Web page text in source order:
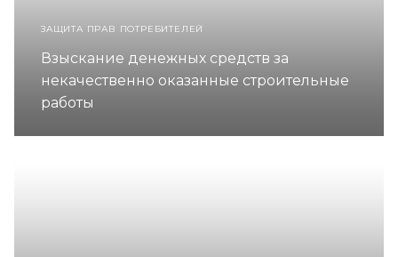
ЗАЩИТА ПРАВ ПОТРЕБИТЕЛЕЙ
Взыскание денежных средств за
некачественно оказанные строительные
работы